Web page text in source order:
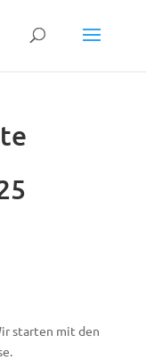
starten mit den